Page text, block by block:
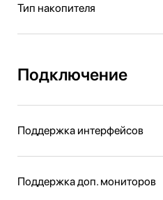
Тип накопителя
Подключение
Поддержка интерфейсов
Поддержка доп. мониторов